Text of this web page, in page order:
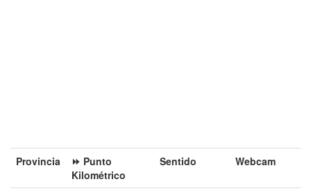
Provincia󠁭󠁶󠁳󠁣󠁿
⏩ Punto
Kilométrico
Sentido Webcam